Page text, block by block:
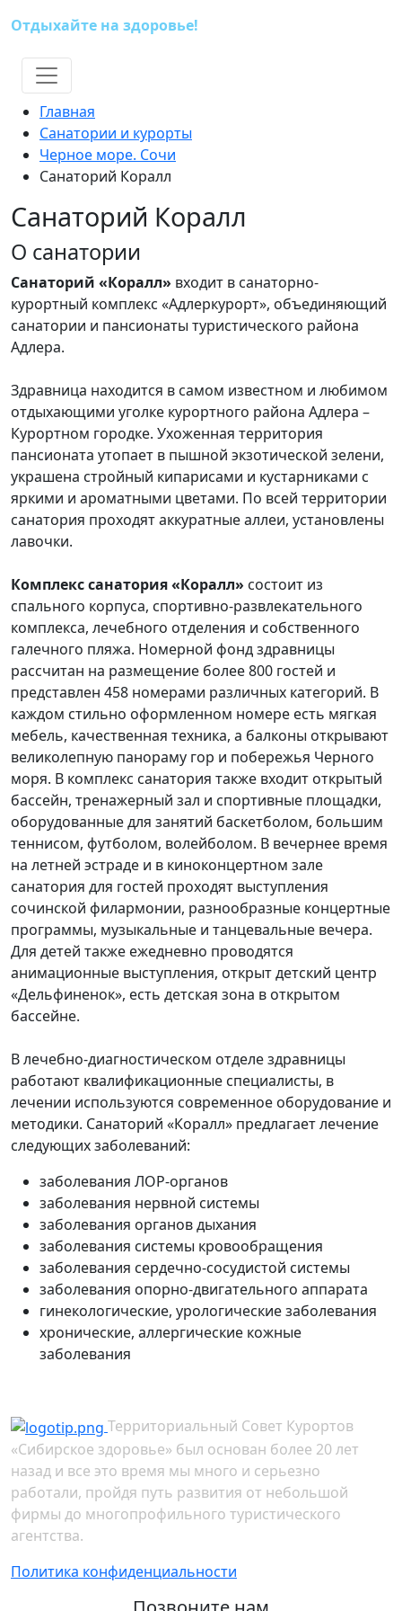
Отдыхайте на здоровье!
Главная
Санатории и курорты
Черное море. Сочи
Санаторий Коралл
Санаторий Коралл
О санатории
Санаторий «Коралл» входит в санаторно-
курортный комплекс «Адлеркурорт», объединяющий
санатории и пансионаты туристического района
Адлера.
Здравница находится в самом известном и любимом
отдыхающими уголке курортного района Адлера –
Курортном городке. Ухоженная территория
пансионата утопает в пышной экзотической зелени,
украшена стройный кипарисами и кустарниками с
яркими и ароматными цветами. По всей территории
санатория проходят аккуратные аллеи, установлены
лавочки.
Комплекс санатория «Коралл» состоит из
спального корпуса, спортивно-развлекательного
комплекса, лечебного отделения и собственного
галечного пляжа. Номерной фонд здравницы
рассчитан на размещение более 800 гостей и
представлен 458 номерами различных категорий. В
каждом стильно оформленном номере есть мягкая
мебель, качественная техника, а балконы открывают
великолепную панораму гор и побережья Черного
моря. В комплекс санатория также входит открытый
бассейн, тренажерный зал и спортивные площадки,
оборудованные для занятий баскетболом, большим
теннисом, футболом, волейболом. В вечернее время
на летней эстраде и в киноконцертном зале
санатория для гостей проходят выступления
сочинской филармонии, разнообразные концертные
программы, музыкальные и танцевальные вечера.
Для детей также ежедневно проводятся
анимационные выступления, открыт детский центр
«Дельфиненок», есть детская зона в открытом
бассейне.
В лечебно-диагностическом отделе здравницы
работают квалификационные специалисты, в
лечении используются современное оборудование и
методики. Санаторий «Коралл» предлагает лечение
следующих заболеваний:
заболевания ЛОР-органов
заболевания нервной системы
заболевания органов дыхания
заболевания системы кровообращения
заболевания сердечно-сосудистой системы
заболевания опорно-двигательного аппарата
гинекологические, урологические заболевания
хронические, аллергические кожные
заболевания
Территориальный Совет Курортов
«Сибирское здоровье» был основан более 20 лет
назад и все это время мы много и серьезно
работали, пройдя путь развития от небольшой
фирмы до многопрофильного туристического
агентства.
Политика конфиденциальности